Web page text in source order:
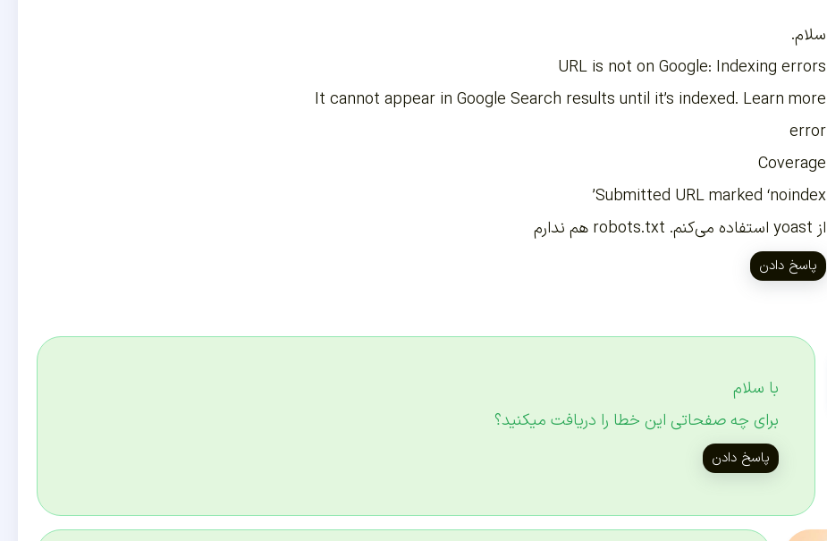
سلام.
URL is not on Google: Indexing errors
It cannot appear in Google Search results until it’s indexed. Learn more
error
Coverage
Submitted URL marked ‘noindex’
از yoast استفاده می‌کنم. robots.txt هم ندارم
پاسخ دادن
با سلام
برای چه صفحاتی این خطا را دریافت میکنید؟
پاسخ دادن